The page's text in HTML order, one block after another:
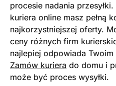
procesie nadania
kuriera online masz pełną
najkorzystniejszej oferty.
ceny różnych firm
najlepiej odpowiada
Zamów kuriera do domu i
może być proces wysyłki.